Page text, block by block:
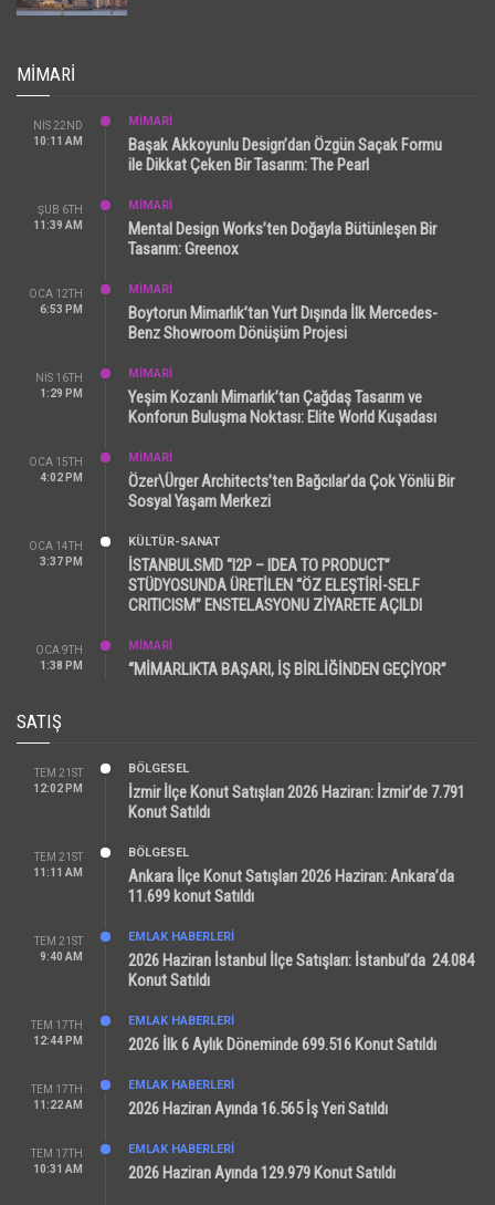
MIMARI
NIS 22ND
10:11 AM
MİMARİ
Başak Akkoyunlu Design’dan Özgün Saçak Formu
ile Dikkat Çeken Bir Tasarım: The Pearl
ŞUB 6TH
11:39 AM
MİMARİ
Mental Design Works’ten Doğayla Bütünleşen Bir
Tasarım: Greenox
OCA 12TH
6:53 PM
MİMARİ
Boytorun Mimarlık’tan Yurt Dışında İlk Mercedes-
Benz Showroom Dönüşüm Projesi
NIS 16TH
1:29 PM
MİMARİ
Yeşim Kozanlı Mimarlık’tan Çağdaş Tasarım ve
Konforun Buluşma Noktası: Elite World Kuşadası
OCA 15TH
4:02 PM
MİMARİ
Özer\Ürger Architects’ten Bağcılar’da Çok Yönlü Bir
Sosyal Yaşam Merkezi
OCA 14TH
3:37 PM
KÜLTÜR-SANAT
İSTANBULSMD “I2P – IDEA TO PRODUCT”
STÜDYOSUNDA ÜRETİLEN “ÖZ ELEŞTİRİ-SELF
CRITICISM” ENSTELASYONU ZİYARETE AÇILDI
OCA 9TH
1:38 PM
MİMARİ
“MİMARLIKTA BAŞARI, İŞ BİRLİĞİNDEN GEÇİYOR”
SATIŞ
TEM 21ST
12:02 PM
BÖLGESEL
İzmir İlçe Konut Satışları 2026 Haziran: İzmir’de 7.791
Konut Satıldı
TEM 21ST
11:11 AM
BÖLGESEL
Ankara İlçe Konut Satışları 2026 Haziran: Ankara’da
11.699 konut Satıldı
TEM 21ST
9:40 AM
EMLAK HABERLERI
2026 Haziran İstanbul İlçe Satışları: İstanbul’da 24.084
Konut Satıldı
TEM 17TH
12:44 PM
EMLAK HABERLERI
2026 İlk 6 Aylık Döneminde 699.516 Konut Satıldı
TEM 17TH
11:22 AM
EMLAK HABERLERI
2026 Haziran Ayında 16.565 İş Yeri Satıldı
TEM 17TH
10:31 AM
EMLAK HABERLERI
2026 Haziran Ayında 129.979 Konut Satıldı